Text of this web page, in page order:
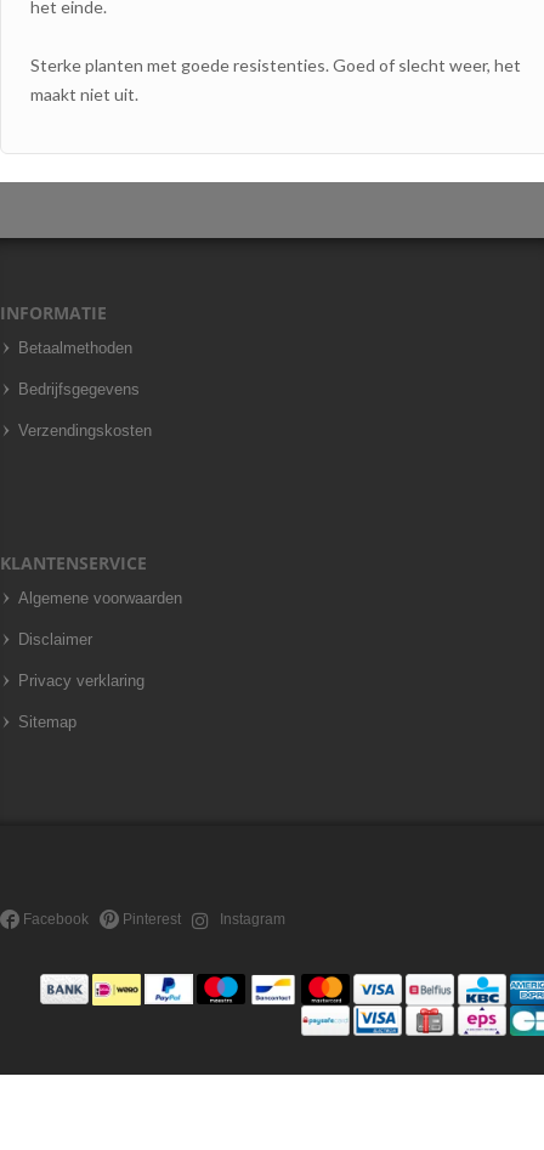
het einde.
Sterke planten met goede resistenties. Goed of slecht weer, het
maakt niet uit.
INFORMATIE
Betaalmethoden
Bedrijfsgegevens
Verzendingskosten
KLANTENSERVICE
Algemene voorwaarden
Disclaimer
Privacy verklaring
Sitemap
Facebook Pinterest Instagram